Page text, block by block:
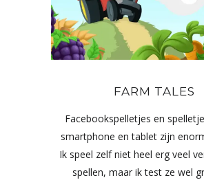
FARM TALES
Facebookspelletjes en
smartphone en tablet zijn
Ik speel zelf niet heel erg veel
spellen, maar ik test ze wel